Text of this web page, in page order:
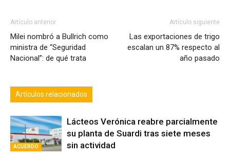
Artículo anterior
Milei nombró a Bullrich como
ministra de “Seguridad
Artículo siguiente
Las exportaciones de trigo
escalan un 87% respecto al
Lácteos Verónica reabre parcialmente
su planta de Suardi tras siete meses